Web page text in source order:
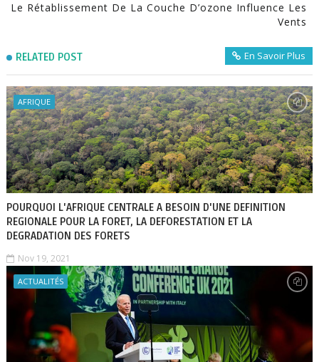
Le Rétablissement De La Couche D’ozone Influence Les
Vents
RELATED POST En Savoir Plus
AFRIQUE
POURQUOI L'AFRIQUE CENTRALE A BESOIN D'UNE DEFINITION
REGIONALE POUR LA FORET, LA DEFORESTATION ET LA
DEGRADATION DES FORETS
Nov 19, 2021
ACTUALITÉS